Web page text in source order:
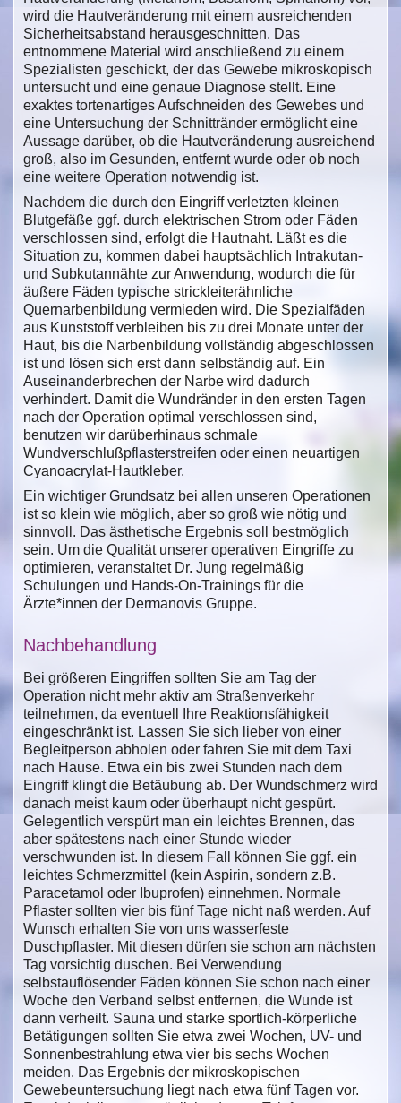
wird die Hautveränderung mit einem ausreichenden
Sicherheitsabstand herausgeschnitten. Das
entnommene Material wird anschließend zu einem
Spezialisten geschickt, der das Gewebe mikroskopisch
untersucht und eine genaue Diagnose stellt. Eine
exaktes tortenartiges Aufschneiden des Gewebes und
eine Untersuchung der Schnittränder ermöglicht eine
Aussage darüber, ob die Hautveränderung ausreichend
groß, also im Gesunden, entfernt wurde oder ob noch
eine weitere Operation notwendig ist.
Nachdem die durch den Eingriff verletzten kleinen
Blutgefäße ggf. durch elektrischen Strom oder Fäden
verschlossen sind, erfolgt die Hautnaht. Läßt es die
Situation zu, kommen dabei hauptsächlich Intrakutan-
und Subkutannähte zur Anwendung, wodurch die für
äußere Fäden typische strickleiterähnliche
Quernarbenbildung vermieden wird. Die Spezialfäden
aus Kunststoff verbleiben bis zu drei Monate unter der
Haut, bis die Narbenbildung vollständig abgeschlossen
ist und lösen sich erst dann selbständig auf. Ein
Auseinanderbrechen der Narbe wird dadurch
verhindert. Damit die Wundränder in den ersten Tagen
nach der Operation optimal verschlossen sind,
benutzen wir darüberhinaus schmale
Wundverschlußpflasterstreifen oder einen neuartigen
Cyanoacrylat-Hautkleber.
Ein wichtiger Grundsatz bei allen unseren Operationen
ist so klein wie möglich, aber so groß wie nötig und
sinnvoll. Das ästhetische Ergebnis soll bestmöglich
sein. Um die Qualität unserer operativen Eingriffe zu
optimieren, veranstaltet Dr. Jung regelmäßig
Schulungen und Hands-On-Trainings für die
Ärzte*innen der Dermanovis Gruppe.
Nachbehandlung
Bei größeren Eingriffen sollten Sie am Tag der
Operation nicht mehr aktiv am Straßenverkehr
teilnehmen, da eventuell Ihre Reaktionsfähigkeit
eingeschränkt ist. Lassen Sie sich lieber von einer
Begleitperson abholen oder fahren Sie mit dem Taxi
nach Hause. Etwa ein bis zwei Stunden nach dem
Eingriff klingt die Betäubung ab. Der Wundschmerz wird
danach meist kaum oder überhaupt nicht gespürt.
Gelegentlich verspürt man ein leichtes Brennen, das
aber spätestens nach einer Stunde wieder
verschwunden ist. In diesem Fall können Sie ggf. ein
leichtes Schmerzmittel (kein Aspirin, sondern z.B.
Paracetamol oder Ibuprofen) einnehmen. Normale
Pflaster sollten vier bis fünf Tage nicht naß werden. Auf
Wunsch erhalten Sie von uns wasserfeste
Duschpflaster. Mit diesen dürfen sie schon am nächsten
Tag vorsichtig duschen. Bei Verwendung
selbstauflösender Fäden können Sie schon nach einer
Woche den Verband selbst entfernen, die Wunde ist
dann verheilt. Sauna und starke sportlich-körperliche
Betätigungen sollten Sie etwa zwei Wochen, UV- und
Sonnenbestrahlung etwa vier bis sechs Wochen
meiden. Das Ergebnis der mikroskopischen
Gewebeuntersuchung liegt nach etwa fünf Tagen vor.